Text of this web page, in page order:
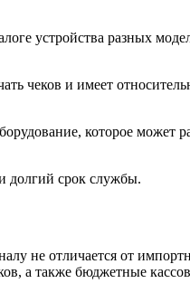
устройства разных
чеков и имеет
которое может
долгий срок службы.
не отличается от
а также бюджетные